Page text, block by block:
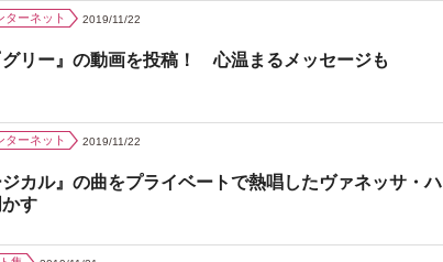
ターネット 2019/11/22
グリー』の動画を投稿！ 心温まるメッセージも
ターネット 2019/11/22
ジカル』の曲をプライベートで熱唱したヴァネッサ・ハ
す